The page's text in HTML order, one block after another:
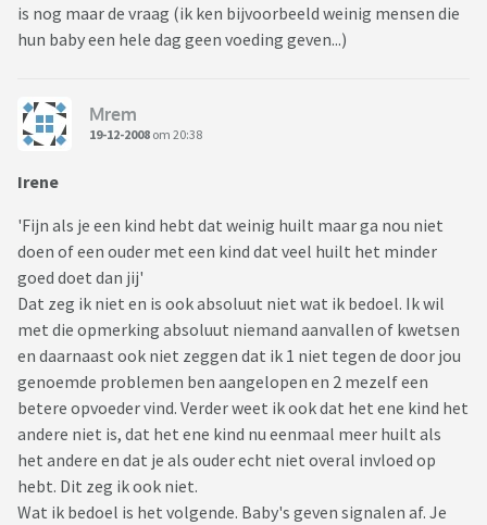
is nog maar de vraag (ik ken bijvoorbeeld weinig mensen die
hun baby een hele dag geen voeding geven...)
Mrem
19-12-2008 om 20:38
Irene
'Fijn als je een kind hebt dat weinig huilt maar ga nou niet
doen of een ouder met een kind dat veel huilt het minder
goed doet dan jij'
Dat zeg ik niet en is ook absoluut niet wat ik bedoel. Ik wil
met die opmerking absoluut niemand aanvallen of kwetsen
en daarnaast ook niet zeggen dat ik 1 niet tegen de door jou
genoemde problemen ben aangelopen en 2 mezelf een
betere opvoeder vind. Verder weet ik ook dat het ene kind het
andere niet is, dat het ene kind nu eenmaal meer huilt als
het andere en dat je als ouder echt niet overal invloed op
hebt. Dit zeg ik ook niet.
Wat ik bedoel is het volgende. Baby's geven signalen af. Je